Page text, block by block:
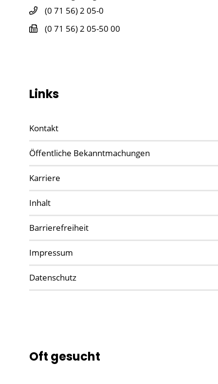
(0 71 56) 2 05-0
(0 71 56) 2 05-50 00
Links
Kontakt
Öffentliche Bekanntmachungen
Karriere
Inhalt
Barrierefreiheit
Impressum
Datenschutz
Oft gesucht